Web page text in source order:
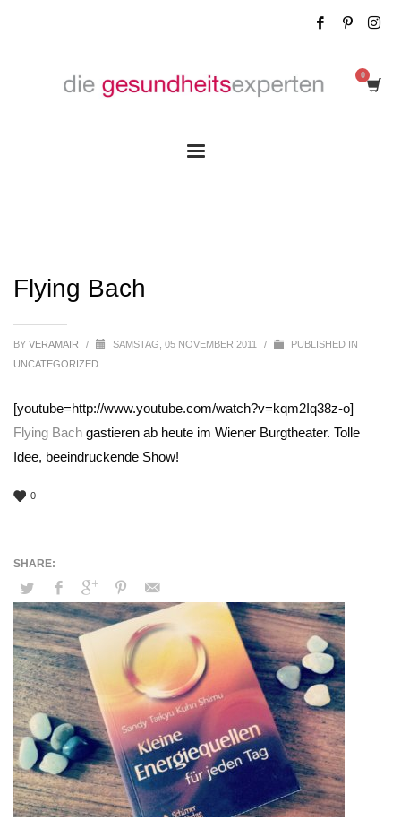
Flying Bach
BY VERAMAIR / SAMSTAG, 05 NOVEMBER 2011 /
PUBLISHED IN
UNCATEGORIZED
[youtube=http://www.youtube.com/watch?v=kqm2Iq38z-o]
Flying Bach gastieren ab heute im Wiener Burgtheater. Tolle
Idee, beeindruckende Show!
0